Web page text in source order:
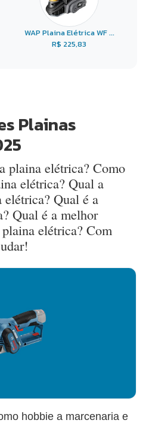
WAP Plaina Elétrica WF ...
R$ 225,83
Plainas
plaina elétrica? Como
elétrica? Qual a
Qual é a
Qual é a melhor
elétrica? Com
hobbie a marcenaria e